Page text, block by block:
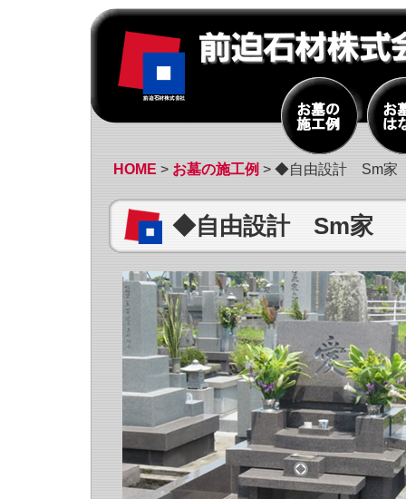
HOME > お墓の施工例 > ◆自由設計 Sm家
◆自由設計 Sm家